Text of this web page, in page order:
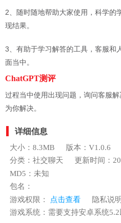
2、随时随地帮助大家使用，科学的
现结果。
3、有助于学习解答的工具，客服和
面当中。
ChatGPT测评
过程当中使用出现问题，询问客服
为你解决。
详细信息
大小：8.3MB
版本：V1.0.6
分类：社交聊天
更新时间：
MD5：未知
包名：
游戏权限：
点击查看 隐私说
游戏系统：需要支持安卓系统5.2